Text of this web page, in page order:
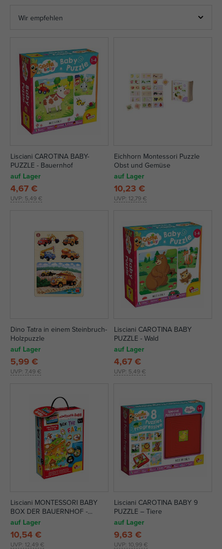
Lisciani CAROTINA BABY-
PUZZLE - Bauernhof
auf Lager
UVP: 5,49 €
4,67 €
Eichhorn Montessori Puzzle
Obst und Gemüse
auf Lager
UVP: 12,79 €
10,23 €
Dino Tatra in einem Steinbruch-
Holzpuzzle
auf Lager
UVP: 7,49 €
5,99 €
Lisciani CAROTINA BABY
PUZZLE - Wald
auf Lager
UVP: 5,49 €
4,67 €
Lisciani MONTESSORI BABY
BOX DER BAUERNHOF -
Bauernhof einfügen
auf Lager
UVP: 12,49 €
10,54 €
Lisciani CAROTINA BABY 9
PUZZLE – Tiere
auf Lager
UVP: 10,99 €
9,63 €